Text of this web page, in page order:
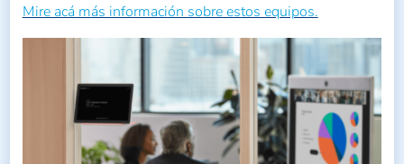
Mire acá más información sobre estos equipos.